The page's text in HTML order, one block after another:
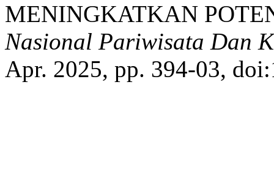
MENINGKATKAN
Nasional Pariwisata Dan
Apr. 2025, pp. 394-03,